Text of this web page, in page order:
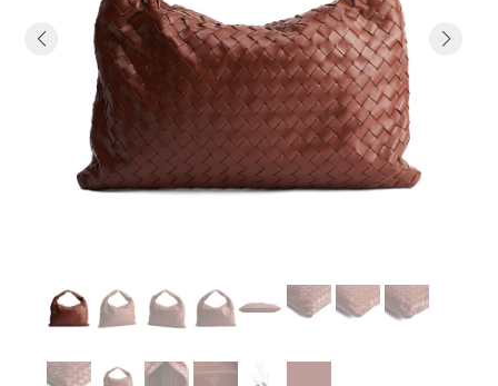
Previous Next